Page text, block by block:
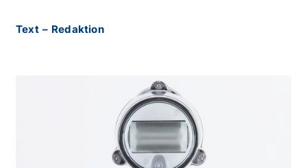
Text – Redaktion